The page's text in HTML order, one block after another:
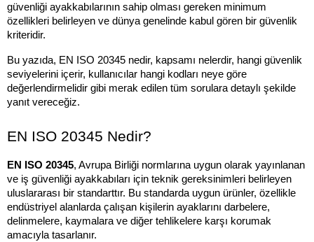
güvenliği ayakkabılarının sahip olması gereken minimum
özellikleri belirleyen ve dünya genelinde kabul gören bir güvenlik
kriteridir.
Bu yazıda, EN ISO 20345 nedir, kapsamı nelerdir, hangi güvenlik
seviyelerini içerir, kullanıcılar hangi kodları neye göre
değerlendirmelidir gibi merak edilen tüm sorulara detaylı şekilde
yanıt vereceğiz.
EN ISO 20345 Nedir?
EN ISO 20345, Avrupa Birliği normlarına uygun olarak yayınlanan
ve iş güvenliği ayakkabıları için teknik gereksinimleri belirleyen
uluslararası bir standarttır. Bu standarda uygun ürünler, özellikle
endüstriyel alanlarda çalışan kişilerin ayaklarını darbelere,
delinmelere, kaymalara ve diğer tehlikelere karşı korumak
amacıyla tasarlanır.